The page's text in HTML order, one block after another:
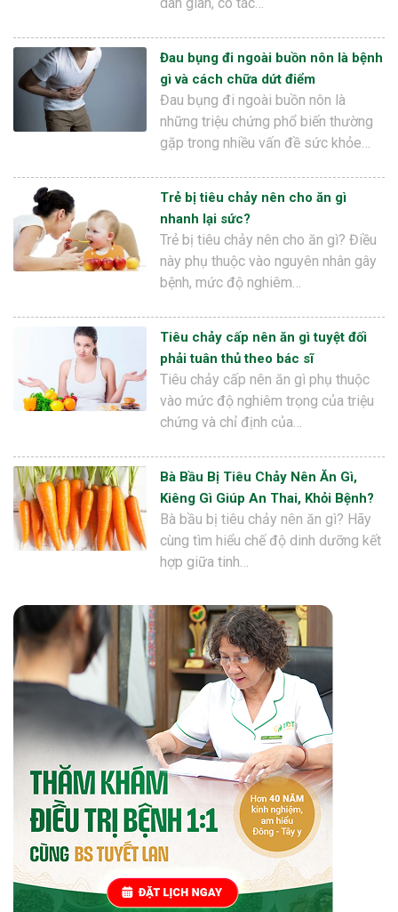
Đau bụng đi ngoài buồn nôn là bệnh
gì và cách chữa dứt điểm
Đau bụng đi ngoài buồn nôn là
những triệu chứng phổ biến thường
gặp trong nhiều vấn đề sức khỏe…
Trẻ bị tiêu chảy nên cho ăn gì
nhanh lại sức?
Trẻ bị tiêu chảy nên cho ăn gì? Điều
này phụ thuộc vào nguyên nhân gây
bệnh, mức độ nghiêm…
Tiêu chảy cấp nên ăn gì tuyệt đối
phải tuân thủ theo bác sĩ
Tiêu chảy cấp nên ăn gì phụ thuộc
vào mức độ nghiêm trọng của triệu
chứng và chỉ định của…
Bà Bầu Bị Tiêu Chảy Nên Ăn Gì,
Kiêng Gì Giúp An Thai, Khỏi Bệnh?
Bà bầu bị tiêu chảy nên ăn gì? Hãy
cùng tìm hiểu chế độ dinh dưỡng kết
hợp giữa tinh…